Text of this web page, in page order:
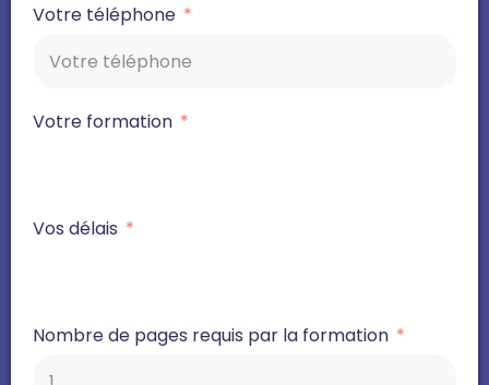
Votre téléphone
Votre formation
Vos délais
Nombre de pages requis par la formation